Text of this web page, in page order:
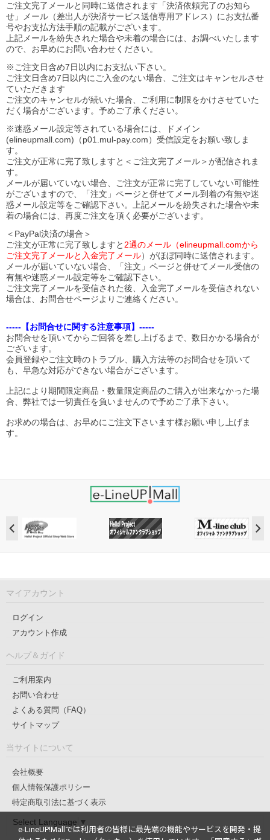
ご注文完了メールと同時に送信されます「決済依頼完了のお知ら
せ」メール（差出人が決済サービス送信専用アドレス）にお支払番
号やお支払方法手順の記載がございます。
上記メールを紛失された場合や未着の場合には、お調べいたします
ので、お早めにお問い合わせください。
※ご注文日含め7日以内にお支払い下さい。
ご注文日含め7日以内にご入金のない場合、ご注文はキャンセルさせ
ていただきます
ご注文のキャンセルが続いた場合、ご利用に制限をかけさせていた
だく場合がございます。予めご了承ください。
※迷惑メール設定等されている場合には、ドメイン
(elineupmall.com)（p01.mul-pay.com）受信設定をお願い致しま
す。
ご注文が正常に完了致しますと＜ご注文完了メール＞が配信されま
す。
メールが届いていない場合、ご注文が正常に完了していない可能性
がございますので、「注文」ページと併せてメール到着の有無や迷
惑メール設定等をご確認下さい。
上記メールを紛失された場合や未
着の場合には、再度ご注文を頂く必要がございます。
＜PayPal決済の場合＞
ご注文が正常に完了致しますと 2通のメール（elineupmall.comから
ご注文完了メールと入金完了メール）がほぼ同時に送信されます。
メールが届いていない場合、「注文」ページと併せてメール受信の
有無や迷惑メール設定等をご確認下さい。
ご注文完了メールを受信された後、入金完了メールを受信されない
場合は、お問合せページよりご連絡ください。
-----【お問合せに関する注意事項】-----
お問合せを頂いてからご回答を差し上げるまで、数日かかる場合が
ございます。
会員登録やご注文時のトラブル、購入方法等のお問合せを頂いて
も、早急な対応ができない場合がございます。
上記により期間限定商品・数量限定商品のご購入が出来なかった場
合、弊社では一切責任を負いませんので予めご了承下さい。
お求めの場合は、お早めにご注文下さいます様お願い申し上げま
す。
マイアカウント
ログイン
アカウント作成
ヘルプ＆ガイド
ご利用案内
お問い合わせ
よくある質問（FAQ）
サイトマップ
当サイトについて
会社概要
個人情報保護ポリシー
特定商取引法に基づく表示
Select Language ▼
e-LineUP!Mallでは利用者の皆様に最先端の機能やサービスを開発・提